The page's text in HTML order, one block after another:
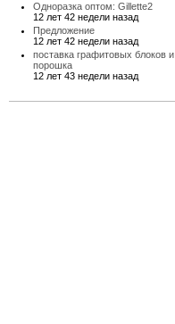
Одноразка оптом: Gillette2
12 лет 42 недели назад
Предложение
12 лет 42 недели назад
поставка графитовых блоков и
порошка
12 лет 43 недели назад